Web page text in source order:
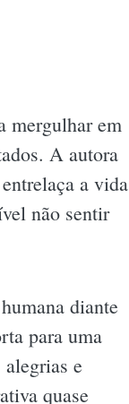
mergulhar em
A autora
a vida
não sentir
diante
para uma
e
quase